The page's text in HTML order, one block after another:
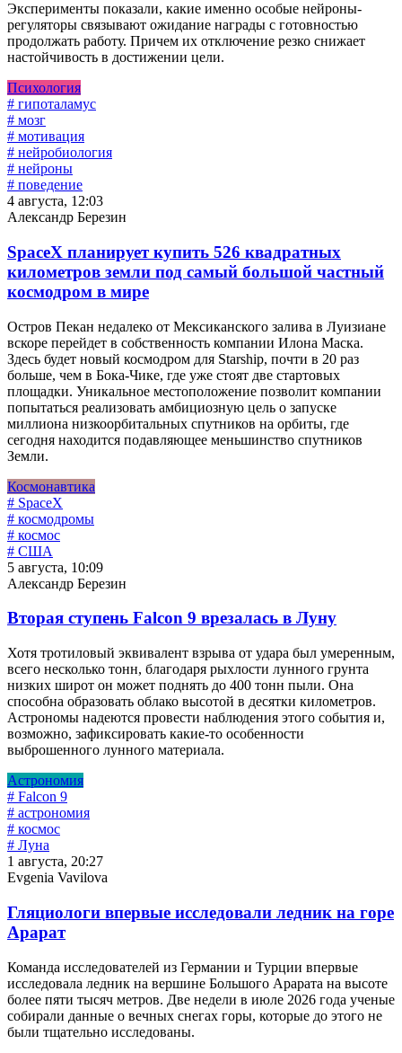
Эксперименты показали, какие именно особые нейроны-
регуляторы связывают ожидание награды с готовностью
продолжать работу. Причем их отключение резко снижает
настойчивость в достижении цели.
Психология
# гипоталамус
# мозг
# мотивация
# нейробиология
# нейроны
# поведение
4 августа, 12:03
Александр Березин
SpaceX планирует купить 526 квадратных
километров земли под самый большой частный
космодром в мире
Остров Пекан недалеко от Мексиканского залива в Луизиане
вскоре перейдет в собственность компании Илона Маска.
Здесь будет новый космодром для Starship, почти в 20 раз
больше, чем в Бока-Чике, где уже стоят две стартовых
площадки. Уникальное местоположение позволит компании
попытаться реализовать амбициозную цель о запуске
миллиона низкоорбитальных спутников на орбиты, где
сегодня находится подавляющее меньшинство спутников
Земли.
Космонавтика
# SpaceX
# космодромы
# космос
# США
5 августа, 10:09
Александр Березин
Вторая ступень Falcon 9 врезалась в Луну
Хотя тротиловый эквивалент взрыва от удара был умеренным,
всего несколько тонн, благодаря рыхлости лунного грунта
низких широт он может поднять до 400 тонн пыли. Она
способна образовать облако высотой в десятки километров.
Астрономы надеются провести наблюдения этого события и,
возможно, зафиксировать какие-то особенности
выброшенного лунного материала.
Астрономия
# Falcon 9
# астрономия
# космос
# Луна
1 августа, 20:27
Evgenia Vavilova
Гляциологи впервые исследовали ледник на горе
Арарат
Команда исследователей из Германии и Турции впервые
исследовала ледник на вершине Большого Арарата на высоте
более пяти тысяч метров. Две недели в июле 2026 года ученые
собирали данные о вечных снегах горы, которые до этого не
были тщательно исследованы.